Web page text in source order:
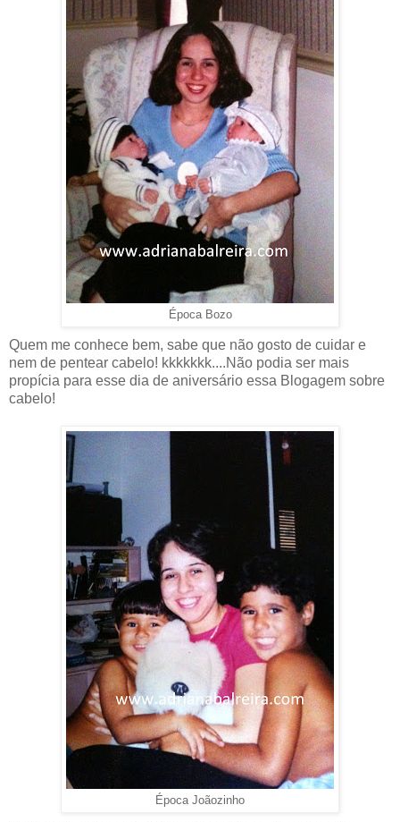
Época Bozo
Quem me conhece bem, sabe que não gosto de cuidar e
nem de pentear cabelo! kkkkkkk....Não podia ser mais
propícia para esse dia de aniversário essa Blogagem sobre
cabelo!
Época Joãozinho